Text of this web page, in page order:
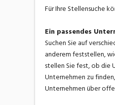
Für Ihre Stellensuche
Ein passendes
Suchen Sie auf
anderem feststellen,
stellen Sie fest, ob die
Unternehmen zu
Unternehmen über